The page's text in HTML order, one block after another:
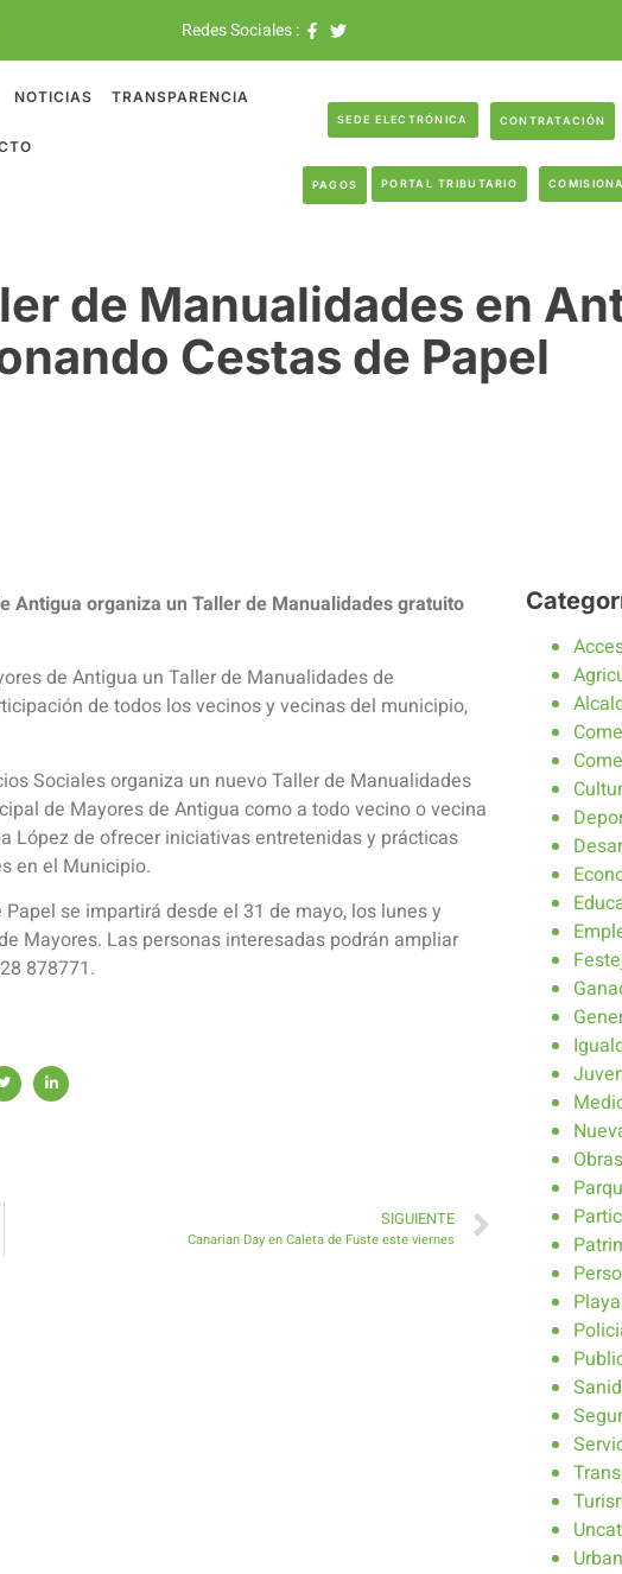
Redes Sociales :
NOTICIAS TRANSPARENCIA
SEDE ELECTRÓNICA CONTRATACIÓN
PAGOS PORTAL TRIBUTARIO
de Manualidades en
Cestas de Papel
Antigua organiza un Taller de Manualidades gratuito
de Antigua un Taller de Manualidades de
de todos los vecinos y vecinas del municipio,
Sociales organiza un nuevo Taller de Manualidades
de Mayores de Antigua como a todo vecino o vecina
López de ofrecer iniciativas entretenidas y prácticas
en el Municipio.
se impartirá desde el 31 de mayo, los lunes y
Mayores. Las personas interesadas podrán ampliar
878771.
SIGUIENTE
Canarian Day en Caleta de Fuste este viernes